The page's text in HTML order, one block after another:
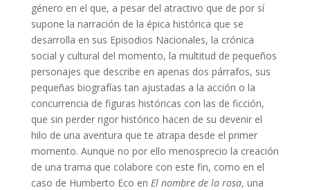
género en el que, a pesar del atractivo que de por sí
supone la narración de la épica histórica que se
desarrolla en sus Episodios Nacionales, la crónica
social y cultural del momento, la multitud de pequeños
personajes que describe en apenas dos párrafos, sus
pequeñas biografías tan ajustadas a la acción o la
concurrencia de figuras históricas con las de ficción,
que sin perder rigor histórico hacen de su devenir el
hilo de una aventura que te atrapa desde el primer
momento. Aunque no por ello menosprecio la creación
de una trama que colabore con este fin, como en el
caso de Humberto Eco en El nombre de la rosa, una